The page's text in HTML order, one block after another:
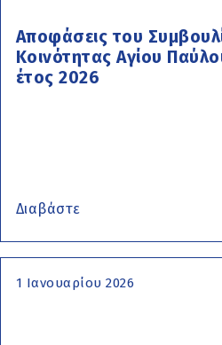
Αποφάσεις του
Κοινότητας Αγίου
έτος 2026
Διαβάστε
1 Ιανουαρίου 2026